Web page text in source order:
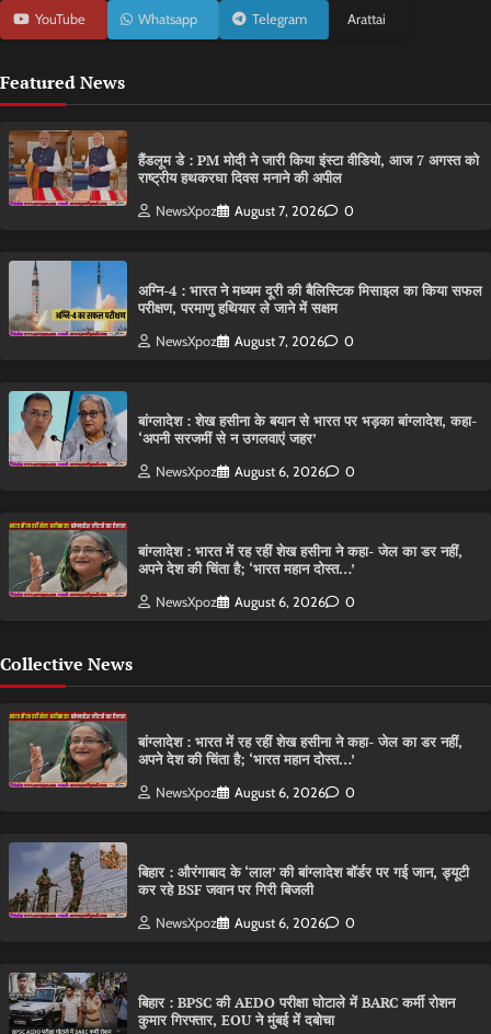
YouTube Whatsapp Telegram Arattai
Featured News
हैंडलूम डे : PM मोदी ने जारी किया इंस्टा वीडियो, आज 7 अगस्त को
राष्ट्रीय हथकरघा दिवस मनाने की अपील
NewsXpoz August 7, 2026 0
अग्नि-4 : भारत ने मध्यम दूरी की बैलिस्टिक मिसाइल का किया सफल
परीक्षण, परमाणु हथियार ले जाने में सक्षम
NewsXpoz August 7, 2026 0
बांग्लादेश : शेख हसीना के बयान से भारत पर भड़का बांग्लादेश, कहा-
‘अपनी सरजमीं से न उगलवाएं जहर’
NewsXpoz August 6, 2026 0
बांग्लादेश : भारत में रह रहीं शेख हसीना ने कहा- जेल का डर नहीं,
अपने देश की चिंता है; ‘भारत महान दोस्त…’
NewsXpoz August 6, 2026 0
Collective News
बांग्लादेश : भारत में रह रहीं शेख हसीना ने कहा- जेल का डर नहीं,
अपने देश की चिंता है; ‘भारत महान दोस्त…’
NewsXpoz August 6, 2026 0
बिहार : औरंगाबाद के ‘लाल’ की बांग्लादेश बॉर्डर पर गई जान, ड्यूटी
कर रहे BSF जवान पर गिरी बिजली
NewsXpoz August 6, 2026 0
बिहार : BPSC की AEDO परीक्षा घोटाले में BARC कर्मी रोशन
कुमार गिरफ्तार, EOU ने मुंबई में दबोचा